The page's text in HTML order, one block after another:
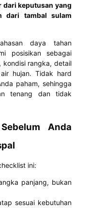
dari keputusan yang
dari tambal sulam
daya tahan
posisikan sebagai
kondisi rangka, detail
hujan. Tidak hard
paham, sehingga
tenang dan tidak
Anda
ini:
panjang, bukan
sesuai kebutuhan